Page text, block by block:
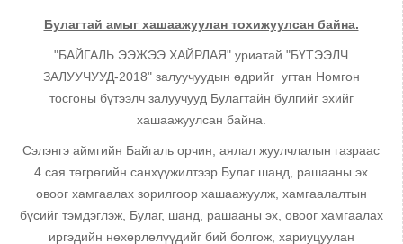
Булагтай амыг хашаажуулан тохижуулсан байна.
"БАЙГАЛЬ ЭЭЖЭЭ ХАЙРЛАЯ" уриатай "БҮТЭЭЛЧ
ЗАЛУУЧУУД-2018" залуучуудын өдрийг угтан Номгон
тосгоны бүтээлч залуучууд Булагтайн булгийг эхийг
хашаажуулсан байна.
Сэлэнгэ аймгийн Байгаль орчин, аялал жуулчлалын газраас
4 сая төгрөгийн санхүүжилтээр Булаг шанд, рашааны эх
овоог хамгаалах зорилгоор хашаажуулж, хамгаалалтын
бүсийг тэмдэглэж, Булаг, шанд, рашааны эх, овоог хамгаалах
иргэдийн нөхөрлөлүүдийг бий болгож, хариуцуулан